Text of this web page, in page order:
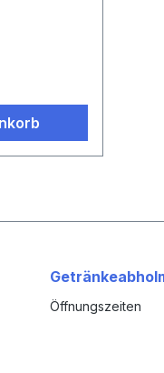
Öffnungszeiten